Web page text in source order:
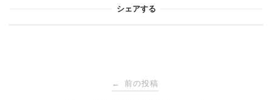
シェアする
← 前の投稿